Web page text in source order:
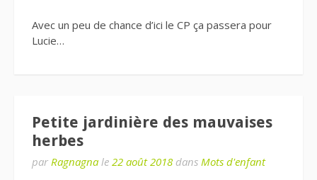
Avec un peu de chance d’ici le CP ça passera pour
Lucie…
Petite jardinière des mauvaises
herbes
par Ragnagna le 22 août 2018 dans Mots d'enfant